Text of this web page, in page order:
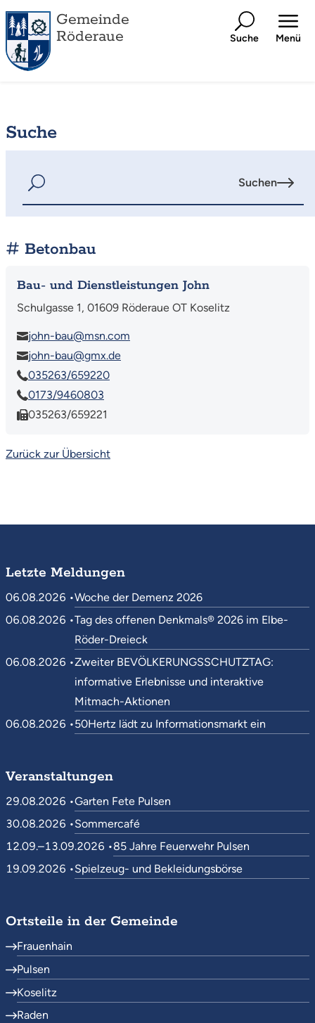
Gemeinde
Röderaue
Suche Menü
Suche
Suchen
Betonbau
Bau- und Dienstleistungen John
Schulgasse 1, 01609 Röderaue OT Koselitz
john-bau@msn.com
john-bau@gmx.de
035263/659220
0173/9460803
035263/659221
Zurück zur Übersicht
Letzte Meldungen
06.08.2026 •Woche der Demenz 2026
06.08.2026 •Tag des offenen Denkmals® 2026 im Elbe-
Röder-Dreieck
06.08.2026 •Zweiter BEVÖLKERUNGSSCHUTZTAG:
informative Erlebnisse und interaktive
Mitmach-Aktionen
06.08.2026 •50Hertz lädt zu Informationsmarkt ein
Veranstaltungen
29.08.2026 •Garten Fete Pulsen
30.08.2026 •Sommercafé
12.09.–13.09.2026 •85 Jahre Feuerwehr Pulsen
19.09.2026 •Spielzeug- und Bekleidungsbörse
Ortsteile in der Gemeinde
Frauenhain
Pulsen
Koselitz
Raden